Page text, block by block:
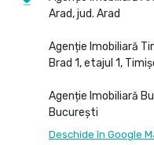
Arad, jud. Arad
Agenție Imobiliară
Brad 1, etajul 1,
Agenție Imobiliară
București
Deschide în Google